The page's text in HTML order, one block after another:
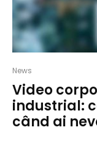
News
Video
industrial:
când ai